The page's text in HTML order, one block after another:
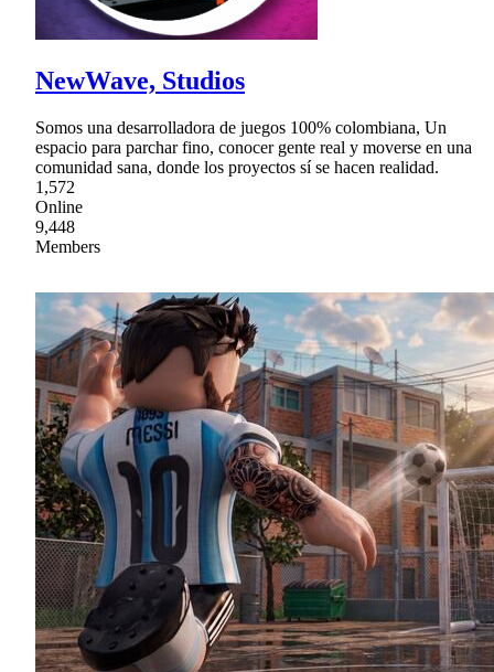
NewWave, Studios
Somos una desarrolladora de juegos 100% colombiana, Un
espacio para parchar fino, conocer gente real y moverse en una
comunidad sana, donde los proyectos sí se hacen realidad.
1,572
Online
9,448
Members